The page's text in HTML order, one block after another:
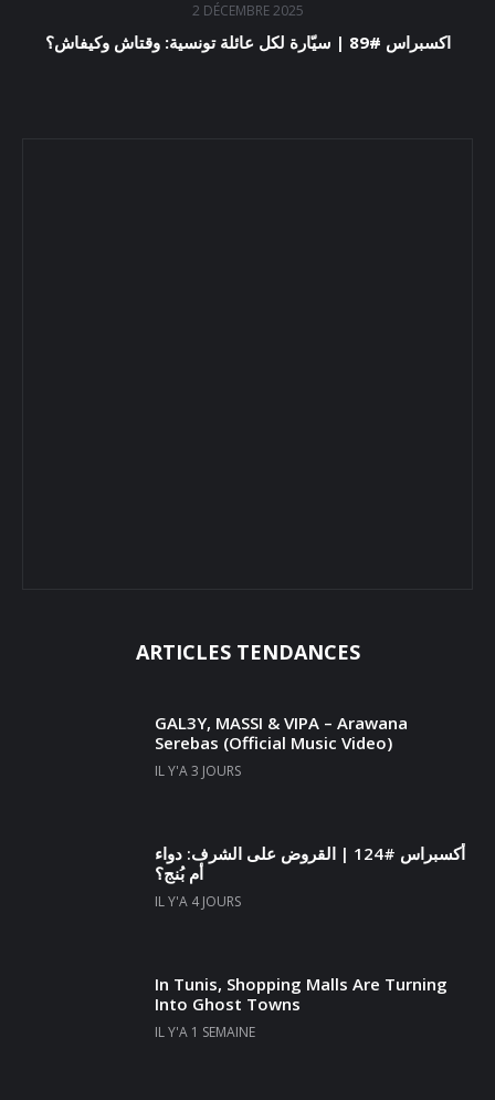
2 DÉCEMBRE 2025
اكسبراس #89 | سيّارة لكل عائلة تونسية: وقتاش وكيفاش؟
ARTICLES TENDANCES
GAL3Y, MASSI & VIPA – Arawana
Serebas (Official Music Video)
IL Y'A 3 JOURS
أكسبراس #124 | القروض على الشرف: دواء
أم بُنج؟
IL Y'A 4 JOURS
In Tunis, Shopping Malls Are Turning
Into Ghost Towns
IL Y'A 1 SEMAINE